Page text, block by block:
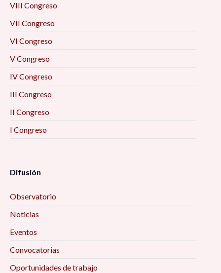
VIII Congreso
VII Congreso
VI Congreso
V Congreso
IV Congreso
III Congreso
II Congreso
I Congreso
Difusión
Observatorio
Noticias
Eventos
Convocatorias
Oportunidades de trabajo